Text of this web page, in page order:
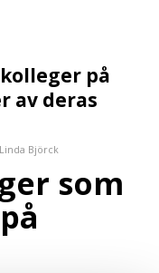
på
av deras
Linda Björck
som